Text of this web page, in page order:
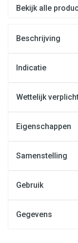
Bekijk alle
Beschrijving
Indicatie
Wettelijk
Eigenschappen
Samenstelling
Gebruik
Gegevens